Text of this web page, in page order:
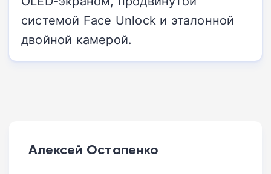
системой Face Unlock и эталонной
двойной камерой.
Алексей Остапенко